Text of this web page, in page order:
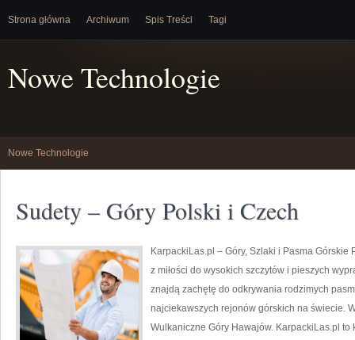
Strona główna Archiwum Spis Treści Tagi
Nowe Technologie
Nowe Technologie
Sudety – Góry Polski i Czech
KarpackiLas.pl – Góry, Szlaki i Pasma Górskie
z miłości do wysokich szczytów i pieszych
znajdą zachętę do odkrywania rodzimych
najciekawszych rejonów górskich na świecie.
Wulkaniczne Góry Hawajów. KarpackiLas.pl